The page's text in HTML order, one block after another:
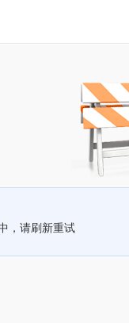
，请刷新重试